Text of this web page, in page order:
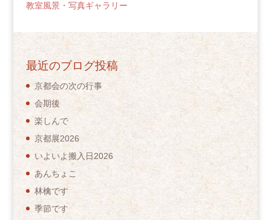
教室風景・写真ギャラリー
最近のブログ投稿
京都会の次の行事
会期後
楽しんで
京都展2026
いよいよ搬入日2026
あんちょこ
林檎です
季節です